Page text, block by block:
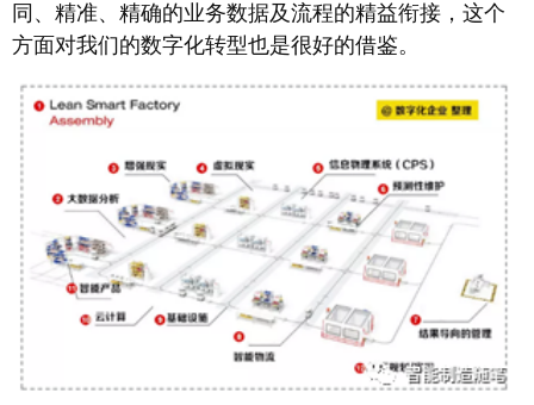
同、精准、精确的业务数据及流程的精益衔接，这个
方面对我们的数字化转型也是很好的借鉴。